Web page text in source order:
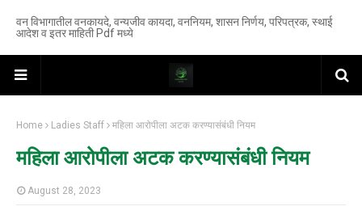
वन विभागातील वनकायदे, वन्यजीव कायदा, वननियम, शासन निर्णय, परिपत्रक, स्थाई
आदेश व इतर माहिती Pdf मध्ये
Home Ladies Staff महिला आरोपीला अटक करण्यासंबंधी नियम
महिला आरोपीला अटक करण्यासंबंधी नियम
August 28, 2023